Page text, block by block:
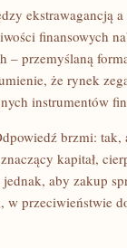
ekstrawagancją
finansowych
– przemyślaną
że rynek
instrumentów
brzmi:
kapitał,
aby zakup
w przeciwieństwie